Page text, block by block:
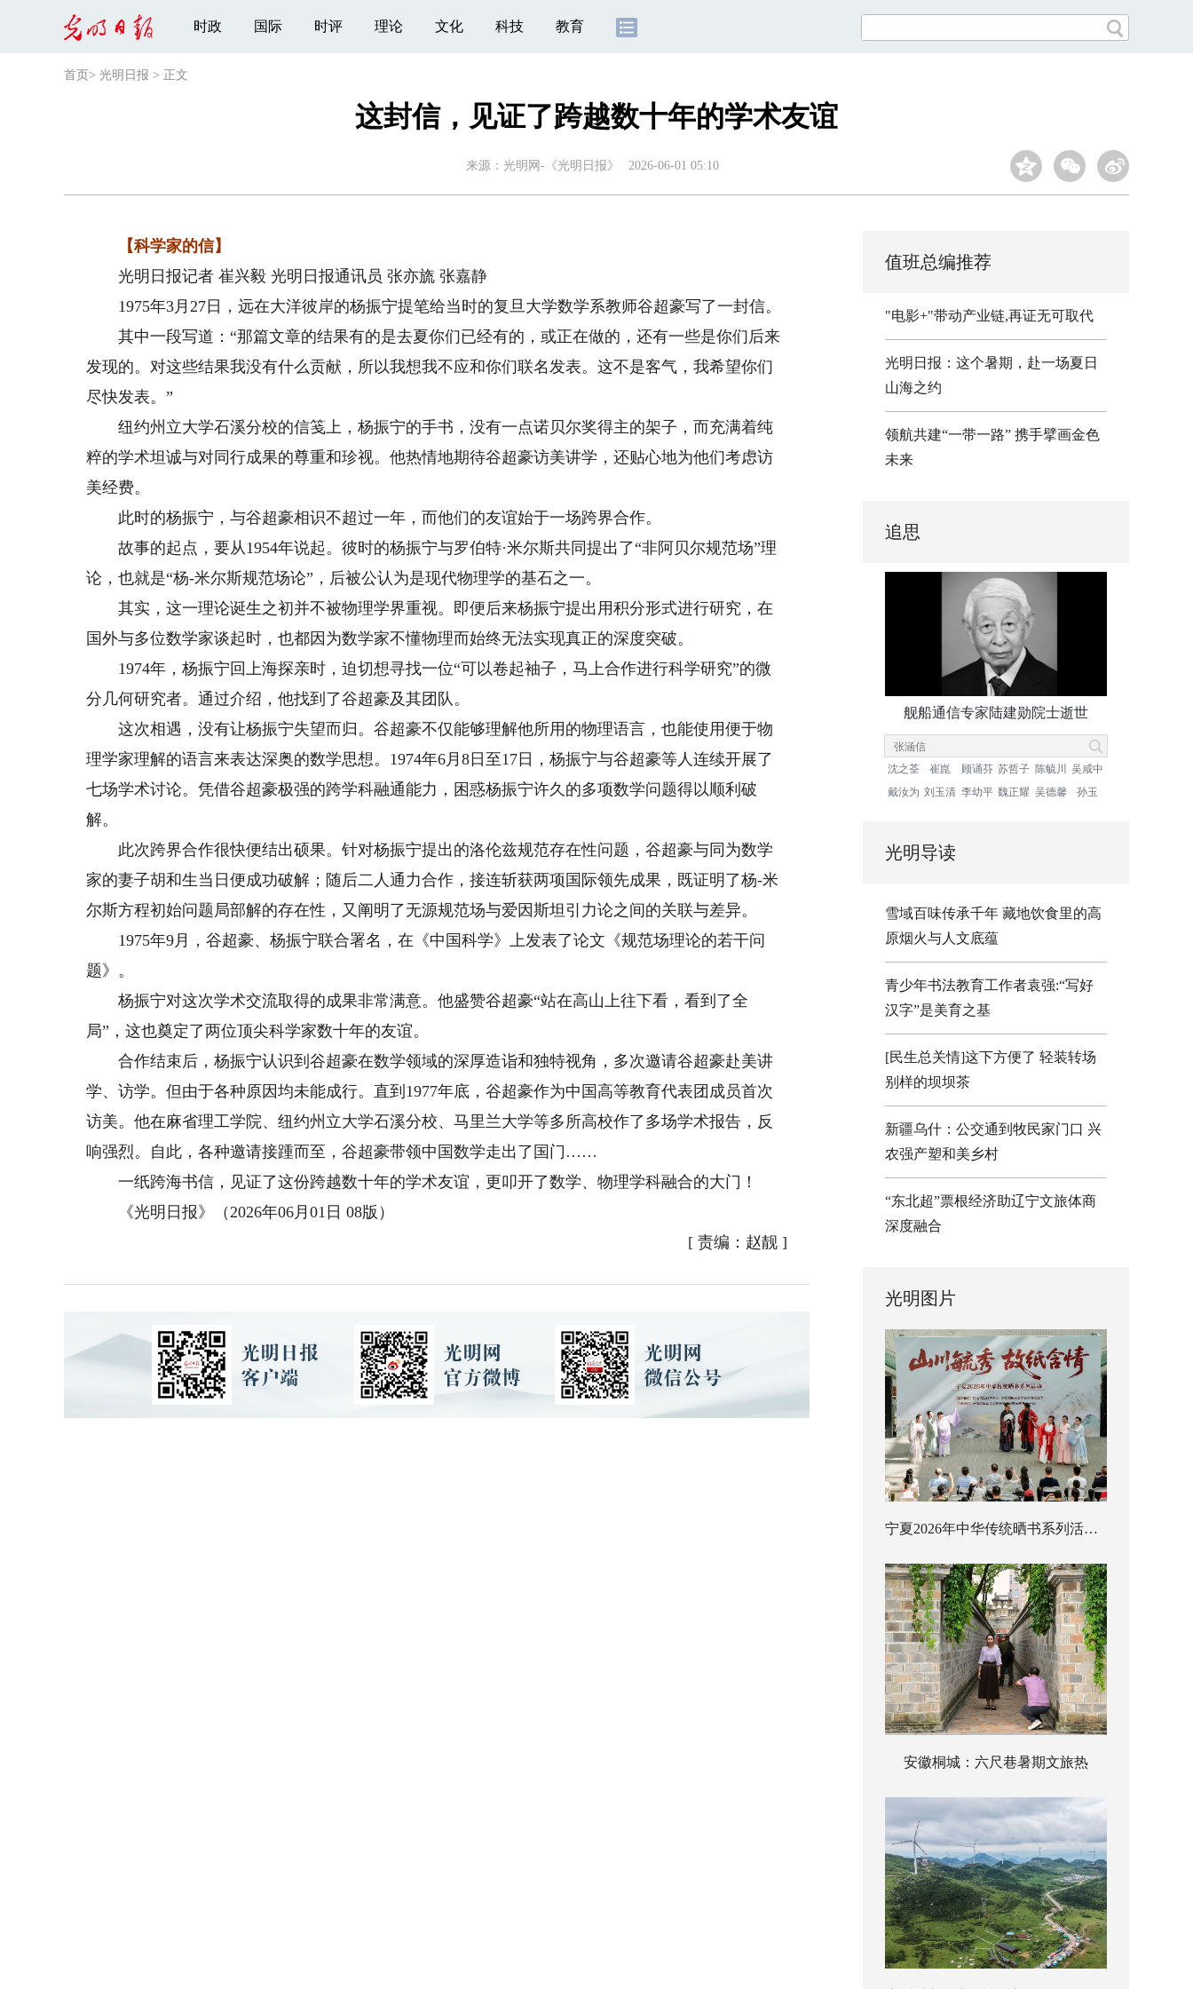
时政 国际 时评 理论 文化 科技 教育
首页 > 光明日报 > 正文
这封信，见证了跨越数十年的学术友谊
来源： 光明网-《光明日报》 2026-06-01 05:10
【科学家的信】
光明日报记者 崔兴毅 光明日报通讯员 张亦旒 张嘉静
1975年3月27日，远在大洋彼岸的杨振宁提笔给当时的复旦大学数学系教师谷超豪写了一封信。
其中一段写道：“那篇文章的结果有的是去夏你们已经有的，或正在做的，还有一些是你们后来
发现的。对这些结果我没有什么贡献，所以我想我不应和你们联名发表。这不是客气，我希望你们
尽快发表。”
纽约州立大学石溪分校的信笺上，杨振宁的手书，没有一点诺贝尔奖得主的架子，而充满着纯
粹的学术坦诚与对同行成果的尊重和珍视。他热情地期待谷超豪访美讲学，还贴心地为他们考虑访
美经费。
此时的杨振宁，与谷超豪相识不超过一年，而他们的友谊始于一场跨界合作。
故事的起点，要从1954年说起。彼时的杨振宁与罗伯特·米尔斯共同提出了“非阿贝尔规范场”理
论，也就是“杨-米尔斯规范场论”，后被公认为是现代物理学的基石之一。
其实，这一理论诞生之初并不被物理学界重视。即便后来杨振宁提出用积分形式进行研究，在
国外与多位数学家谈起时，也都因为数学家不懂物理而始终无法实现真正的深度突破。
1974年，杨振宁回上海探亲时，迫切想寻找一位“可以卷起袖子，马上合作进行科学研究”的微
分几何研究者。通过介绍，他找到了谷超豪及其团队。
这次相遇，没有让杨振宁失望而归。谷超豪不仅能够理解他所用的物理语言，也能使用便于物
理学家理解的语言来表达深奥的数学思想。1974年6月8日至17日，杨振宁与谷超豪等人连续开展了
七场学术讨论。凭借谷超豪极强的跨学科融通能力，困惑杨振宁许久的多项数学问题得以顺利破
解。
此次跨界合作很快便结出硕果。针对杨振宁提出的洛伦兹规范存在性问题，谷超豪与同为数学
家的妻子胡和生当日便成功破解；随后二人通力合作，接连斩获两项国际领先成果，既证明了杨-米
尔斯方程初始问题局部解的存在性，又阐明了无源规范场与爱因斯坦引力论之间的关联与差异。
1975年9月，谷超豪、杨振宁联合署名，在《中国科学》上发表了论文《规范场理论的若干问
题》。
杨振宁对这次学术交流取得的成果非常满意。他盛赞谷超豪“站在高山上往下看，看到了全
局”，这也奠定了两位顶尖科学家数十年的友谊。
合作结束后，杨振宁认识到谷超豪在数学领域的深厚造诣和独特视角，多次邀请谷超豪赴美讲
学、访学。但由于各种原因均未能成行。直到1977年底，谷超豪作为中国高等教育代表团成员首次
访美。他在麻省理工学院、纽约州立大学石溪分校、马里兰大学等多所高校作了多场学术报告，反
响强烈。自此，各种邀请接踵而至，谷超豪带领中国数学走出了国门……
一纸跨海书信，见证了这份跨越数十年的学术友谊，更叩开了数学、物理学科融合的大门！
《光明日报》（2026年06月01日 08版）
[ 责编：赵靓]
值班总编推荐
"电影+"带动产业链,再证无可取代
光明日报：这个暑期，赴一场夏日
山海之约
领航共建“一带一路” 携手擘画金色
未来
追思
舰船通信专家陆建勋院士逝世
沈之荃 崔崑 顾诵芬 苏哲子 陈毓川
吴咸中
戴汝为 刘玉清 李幼平 魏正耀 吴德馨 孙玉
光明导读
雪域百味传承千年 藏地饮食里的高
原烟火与人文底蕴
青少年书法教育工作者袁强:“写好
汉字”是美育之基
[民生总关情]这下方便了 轻装转场
别样的坝坝茶
新疆乌什：公交通到牧民家门口 兴
农强产塑和美乡村
“东北超”票根经济助辽宁文旅体商
深度融合
光明图片
宁夏2026年中华传统晒书系列活动启幕
安徽桐城：六尺巷暑期文旅热